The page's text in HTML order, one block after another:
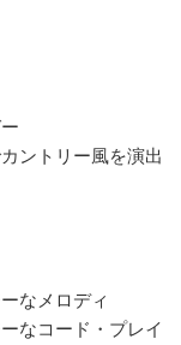
ントリー風を演出
なメロディ
なコード・プレイ